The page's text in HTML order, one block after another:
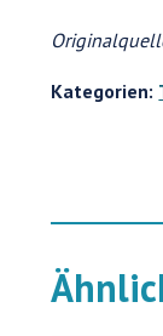
Kategorien: